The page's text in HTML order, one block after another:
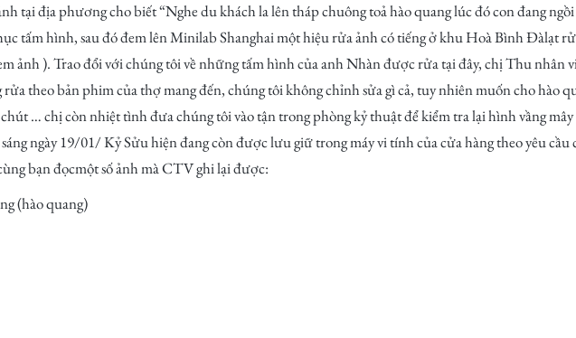
tại địa phương cho biết “Nghe du khách la lên tháp chuông toả hào quang lúc đó con đang
tấm hình, sau đó đem lên Minilab Shanghai một hiệu rửa ảnh có tiếng ở khu Hoà Bình Đàlạt
ảnh ). Trao đổi với chúng tôi về những tấm hình của anh Nhàn được rửa tại đây, chị Thu nhân
theo bản phim của thợ mang đến, chúng tôi không chỉnh sửa gì cả, tuy nhiên muốn cho hào
… chị còn nhiệt tình đưa chúng tôi vào tận trong phòng kỷ thuật để kiểm tra lại hình vầng mây
ngày 19/01/ Kỷ Sửu hiện đang còn được lưu giữ trong máy vi tính của cửa hàng theo yêu cầu
bạn đọcmột số ảnh mà CTV ghi lại được:
(hào quang)